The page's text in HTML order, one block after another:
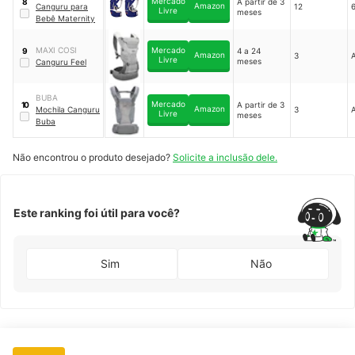
8
Canguru para
Bebê Maternity
Livre
Amazon
meses
12
9
MAXI COSI
Canguru Feel
Mercado
Livre
Amazon
4 a 24
meses
3
10
BUBA
Mochila Canguru
Buba
Mercado
Livre
Amazon
A partir de 3
meses
3
Não encontrou o produto desejado? Solicite a inclusão dele.
Este ranking foi útil para você?
Sim Não